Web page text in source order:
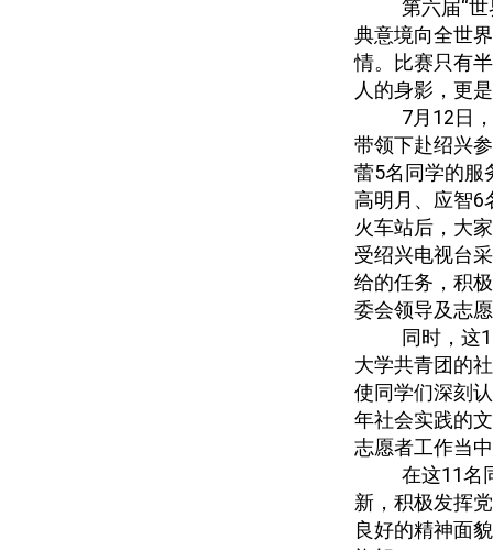
第六届“
典意境向全世
情。比赛只有
人的身影，更
7月 12日
带领下赴绍兴
蕾5名同学的服
高明月、应智6
火车站后，大
受绍兴电视台
给的任务，积
委会领导及志
同时，这
大学共青团的
使同学们深刻
年社会实践的
志愿者工作当
在这11名
新，积极发挥
良好的精神面